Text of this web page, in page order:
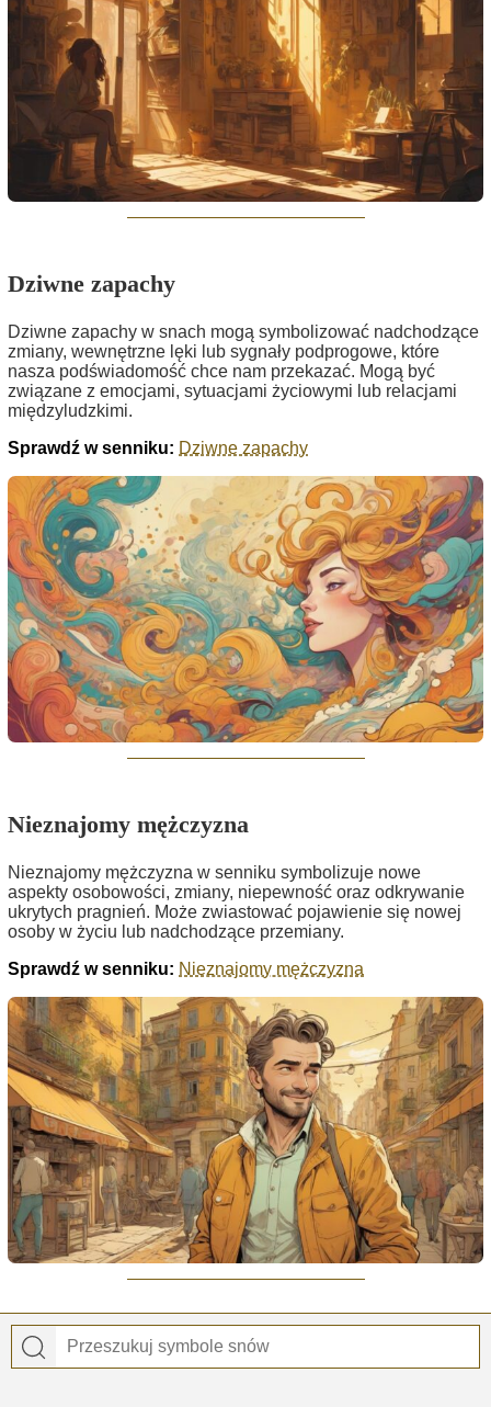
Dziwne zapachy
Dziwne zapachy w snach mogą symbolizować nadchodzące
zmiany, wewnętrzne lęki lub sygnały podprogowe, które
nasza podświadomość chce nam przekazać. Mogą być
związane z emocjami, sytuacjami życiowymi lub relacjami
międzyludzkimi.
Sprawdź w senniku: Dziwne zapachy
Nieznajomy mężczyzna
Nieznajomy mężczyzna w senniku symbolizuje nowe
aspekty osobowości, zmiany, niepewność oraz odkrywanie
ukrytych pragnień. Może zwiastować pojawienie się nowej
osoby w życiu lub nadchodzące przemiany.
Sprawdź w senniku: Nieznajomy mężczyzna
Ekscytacja i wina